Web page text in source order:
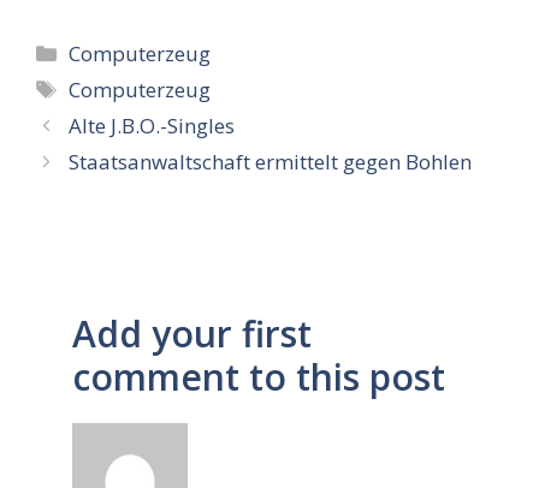
Kategorien
Computerzeug
Schlagwörter
Computerzeug
Alte J.B.O.-Singles
Staatsanwaltschaft ermittelt gegen Bohlen
Add your first
comment to this post